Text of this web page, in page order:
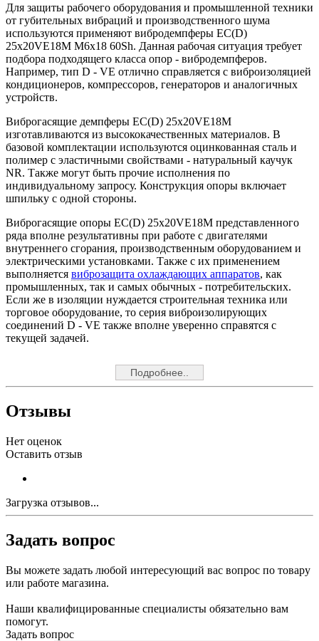
Для защиты рабочего оборудования и промышленной техники
от губительных вибраций и производственного шума
используются применяют вибродемпферы EC(D)
25x20VE18M M6x18 60Sh. Данная рабочая ситуация требует
подбора подходящего класса опор - вибродемпферов.
Например, тип D - VE отлично справляется с виброизоляцией
кондиционеров, компрессоров, генераторов и аналогичных
устройств.
Виброгасящие демпферы EC(D) 25x20VE18M
изготавливаются из высококачественных материалов. В
базовой комплектации используются оцинкованная сталь и
полимер с эластичными свойствами - натуральный каучук
NR. Также могут быть прочие исполнения по
индивидуальному запросу. Конструкция опоры включает
шпильку с одной стороны.
Виброгасящие опоры EC(D) 25x20VE18M представленного
ряда вполне результативны при работе с двигателями
внутреннего сгорания, производственным оборудованием и
электрическими установками. Также с их применением
выполняется виброзащита охлаждающих аппаратов, как
промышленных, так и самых обычных - потребительских.
Если же в изоляции нуждается строительная техника или
торговое оборудование, то серия виброизолирующих
соединений D - VE также вполне уверенно справятся с
текущей задачей.
Подробнее..
Отзывы
Нет оценок
Оставить отзыв
Загрузка отзывов...
Задать вопрос
Вы можете задать любой интересующий вас вопрос по товару
или работе магазина.
Наши квалифицированные специалисты обязательно вам
помогут.
Задать вопрос